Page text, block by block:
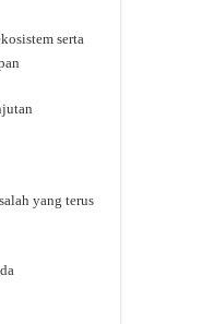
serta
yang terus